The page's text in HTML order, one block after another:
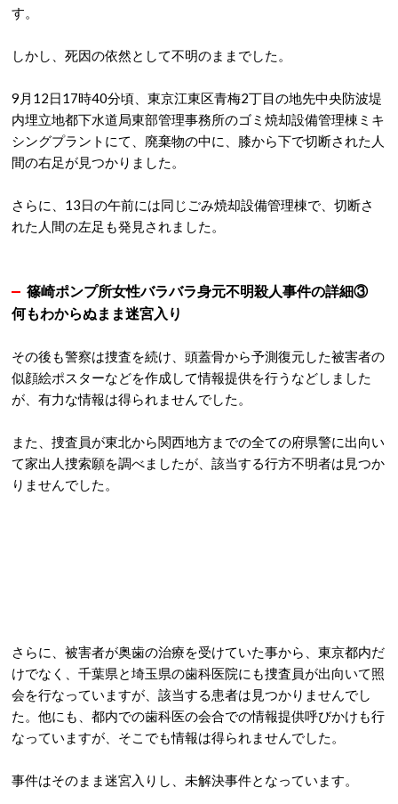
す。
しかし、死因の依然として不明のままでした。
9月12日17時40分頃、東京江東区青梅2丁目の地先中央防波堤
内埋立地都下水道局東部管理事務所のゴミ焼却設備管理棟ミキ
シングプラントにて、廃棄物の中に、膝から下で切断された人
間の右足が見つかりました。
さらに、13日の午前には同じごみ焼却設備管理棟で、切断さ
れた人間の左足も発見されました。
篠崎ポンプ所女性バラバラ身元不明殺人事件の詳細③
何もわからぬまま迷宮入り
その後も警察は捜査を続け、頭蓋骨から予測復元した被害者の
似顔絵ポスターなどを作成して情報提供を行うなどしました
が、有力な情報は得られませんでした。
また、捜査員が東北から関西地方までの全ての府県警に出向い
て家出人捜索願を調べましたが、該当する行方不明者は見つか
りませんでした。
さらに、被害者が奥歯の治療を受けていた事から、東京都内だ
けでなく、千葉県と埼玉県の歯科医院にも捜査員が出向いて照
会を行なっていますが、該当する患者は見つかりませんでし
た。他にも、都内での歯科医の会合での情報提供呼びかけも行
なっていますが、そこでも情報は得られませんでした。
事件はそのまま迷宮入りし、未解決事件となっています。